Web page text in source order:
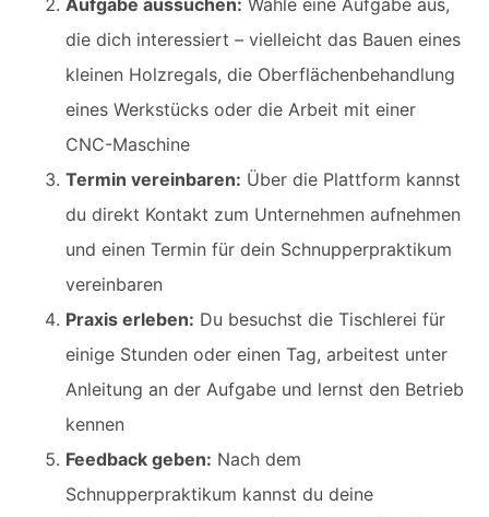
Aufgabe aussuchen: Wähle eine Aufgabe aus,
die dich interessiert – vielleicht das Bauen eines
kleinen Holzregals, die Oberflächenbehandlung
eines Werkstücks oder die Arbeit mit einer
CNC-Maschine
Termin vereinbaren: Über die Plattform kannst
du direkt Kontakt zum Unternehmen aufnehmen
und einen Termin für dein Schnupperpraktikum
vereinbaren
Praxis erleben: Du besuchst die Tischlerei für
einige Stunden oder einen Tag, arbeitest unter
Anleitung an der Aufgabe und lernst den Betrieb
kennen
Feedback geben: Nach dem
Schnupperpraktikum kannst du deine